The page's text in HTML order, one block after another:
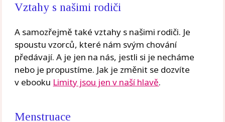
Vztahy s našimi rodiči
A samozřejmě také vztahy s našimi rodiči. Je
spoustu vzorců, které nám svým chování
předávají. A je jen na nás, jestli si je necháme
nebo je propustíme. Jak je změnit se dozvíte
v ebooku Limity jsou jen v naší hlavě.
Menstruace